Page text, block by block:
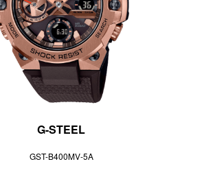
G-STEEL
GST-B400MV-5A